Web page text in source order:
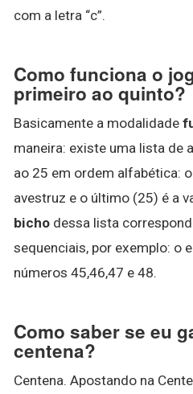
com a letra “c”.
Como funciona o
primeiro ao quinto?
Basicamente a modalidade
maneira: existe uma lista de
ao 25 em ordem alfabética: o
avestruz e o último (25) é a
bicho dessa lista
sequenciais, por exemplo: o
números 45,46,47 e 48.
Como saber se eu
centena?
Centena. Apostando na